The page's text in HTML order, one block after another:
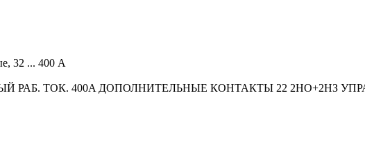
32 ... 400 A
РАБ. ТОК. 400A ДОПОЛНИТЕЛЬНЫЕ КОНТАКТЫ 22 2НО+2НЗ